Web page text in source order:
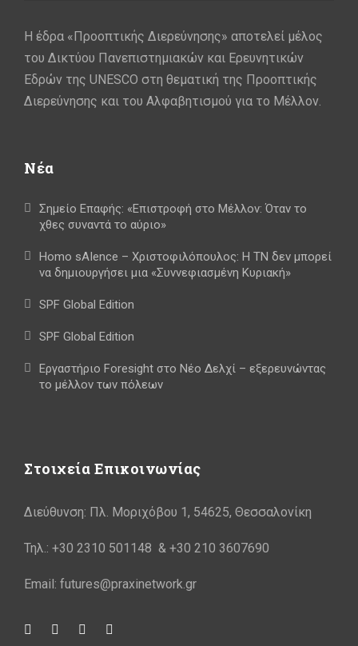
Η έδρα «Προοπτικής Διερεύνησης» αποτελεί μέλος
του Δικτύου Πανεπιστημιακών και Ερευνητικών
Εδρών της UNESCO στη θεματική της Προοπτικής
Διερεύνησης και του Αλφαβητισμού για το Μέλλον.
Νέα
Σημείο Επαφής: «Επιστροφή στο Μέλλον: Όταν το
χθες συναντά το αύριο»
Homo sAIence – Χριστοφιλόπουλος: Η ΤΝ δεν μπορεί
να δημιουργήσει μια «Συννεφιασμένη Κυριακή»
SPF Global Edition
SPF Global Edition
Εργαστήριο Foresight στο Νέο Δελχί – εξερευνώντας
το μέλλον των πόλεων
Στοιχεία Επικοινωνίας
Διεύθυνση: Πλ. Μοριχόβου 1, 54625, Θεσσαλονίκη
Τηλ.: +30 2310 501148 & +30 210 3607690
Email: futures@praxinetwork.gr